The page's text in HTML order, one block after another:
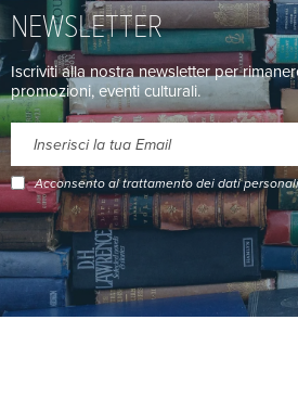
NEWSLETTER
Iscriviti alla nostra newsletter per
promozioni, eventi culturali.
Acconsento al trattamento dei dati